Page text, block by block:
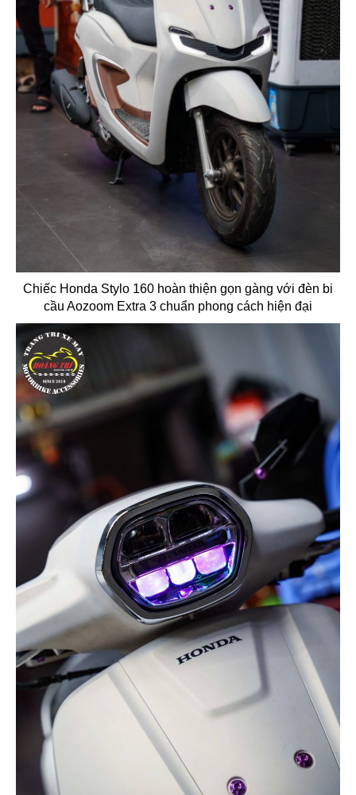
Chiếc Honda Stylo 160 hoàn thiện gọn gàng với đèn bi
cầu Aozoom Extra 3 chuẩn phong cách hiện đại